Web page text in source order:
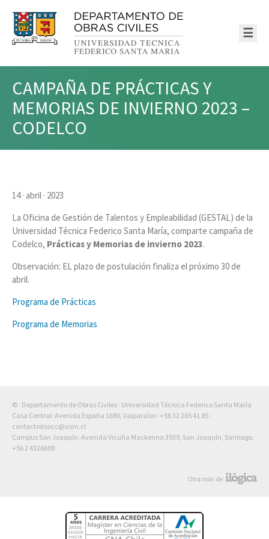
☰
CAMPAÑA DE PRÁCTICAS Y
MEMORIAS DE INVIERNO 2023 –
CODELCO
14 · abril · 2023
La Oficina de Gestión de Talentos y Empleabilidad (GESTAL) de la
Universidad Técnica Federico Santa María, comparte campaña de
Codelco, Prácticas y Memorias de invierno 2023.
Observación: EL plazo de postulación finaliza el próximo 30 de
abril.
Programa de Prácticas
Programa de Memorias
© · Departamento de Obras Civiles · Universidad Técnica Federico Santa María
Casa Central: Avenida España 1680, Valparaíso · +56 32 265 41 85 ·
contactodoocc@usm.cl
Campus San Joaquín: Avenida Vicuña Mackenna 3939, San Joaquín, Santiago. ·
+56 2 4326609